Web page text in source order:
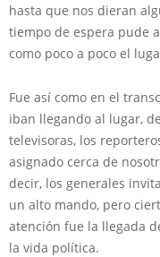
hasta que nos dieran
tiempo de espera pude
como poco a poco el
Fue así como en el
iban llegando al lugar,
televisoras, los
asignado cerca de
decir, los generales
un alto mando, pero
atención fue la llegada
la vida política.